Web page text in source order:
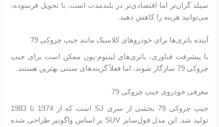
سیلد گران‌تر اما اقتصادی‌تر در بلندمدت است. با تحویل فرسوده،
می‌توانید هزینه را کاهش دهید.
آینده باتری‌ها برای خودروهای کلاسیک مانند جیپ چروکی 79
با پیشرفت فناوری، باتری‌های لیتیوم-یون ممکن است برای جیپ
چروکی 79 سازگار شوند، اما فعلاً گزینه‌های سنتی بهترین هستند.
معرفی خودروی جیپ چروکی 79
جیپ چروکی 79 بخشی از سری SJ است که از 1974 تا 1983
تولید شد. این مدل فول‌سایز SUV بر اساس واگونیر طراحی شده